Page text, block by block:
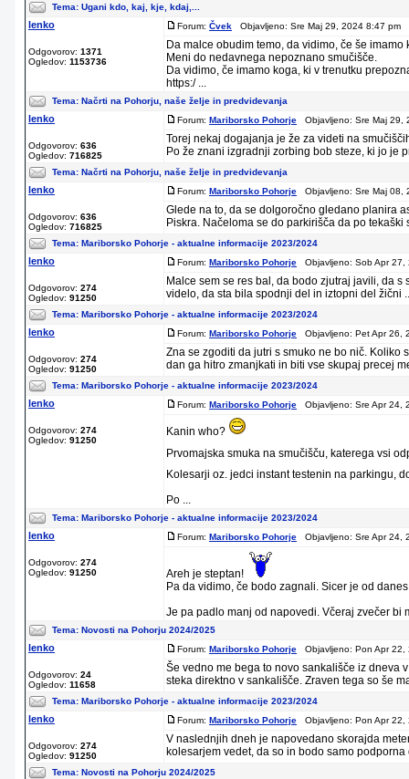
Tema: Ugani kdo, kaj, kje, kdaj,...
lenko
Odgovorov: 1371
Ogledov: 1153736
Forum: Čvek Objavljeno: Sre Maj 29, 2024 8:47 pm
Da malce obudim temo, da vidimo, če še
Meni do nedavnega nepoznano smučišče.
Da vidimo, če imamo koga, ki v trenutku
https:/ ...
Tema: Načrti na Pohorju, naše želje in predvidevanja
lenko
Odgovorov: 636
Ogledov: 716825
Forum: Mariborsko Pohorje Objavljeno: Sre Maj
Torej nekaj dogajanja je že za videti na
Po že znani izgradnji zorbing bob steze, ki jo je
Tema: Načrti na Pohorju, naše želje in predvidevanja
lenko
Odgovorov: 636
Ogledov: 716825
Forum: Mariborsko Pohorje Objavljeno: Sre Maj
Glede na to, da se dolgoročno gledano planira
Piskra. Načeloma se do parkirišča da po tekaški
Tema: Mariborsko Pohorje - aktualne informacije 2023/2024
lenko
Odgovorov: 274
Ogledov: 91250
Forum: Mariborsko Pohorje Objavljeno: Sob Apr
Malce sem se res bal, da bodo zjutraj javili, da
videlo, da sta bila spodnji del in iztopni del žični
Tema: Mariborsko Pohorje - aktualne informacije 2023/2024
lenko
Odgovorov: 274
Ogledov: 91250
Forum: Mariborsko Pohorje Objavljeno: Pet Apr 26,
Zna se zgoditi da jutri s smuko ne bo nič.
dan ga hitro zmanjkati in biti vse skupaj precej
Tema: Mariborsko Pohorje - aktualne informacije 2023/2024
lenko
Odgovorov: 274
Ogledov: 91250
Forum: Mariborsko Pohorje Objavljeno: Sre Apr 24,
Kanin who?
Prvomajska smuka na smučišču, katerega vsi
Kolesarji oz. jedci instant testenin na parkingu,
Po ...
Tema: Mariborsko Pohorje - aktualne informacije 2023/2024
lenko
Odgovorov: 274
Ogledov: 91250
Forum: Mariborsko Pohorje Objavljeno: Sre Apr 24,
Areh je steptan!
Pa da vidimo, če bodo zagnali. Sicer je od
Je pa padlo manj od napovedi. Včeraj zvečer bi
Tema: Novosti na Pohorju 2024/2025
lenko
Odgovorov: 24
Ogledov: 11658
Forum: Mariborsko Pohorje Objavljeno: Pon Apr
Še vedno me bega to novo sankališče iz dneva
steka direktno v sankališče. Zraven tega so še
Tema: Mariborsko Pohorje - aktualne informacije 2023/2024
lenko
Odgovorov: 274
Ogledov: 91250
Forum: Mariborsko Pohorje Objavljeno: Pon Apr
V naslednjih dneh je napovedano skorajda
kolesarjem vedet, da so in bodo samo
Tema: Novosti na Pohorju 2024/2025